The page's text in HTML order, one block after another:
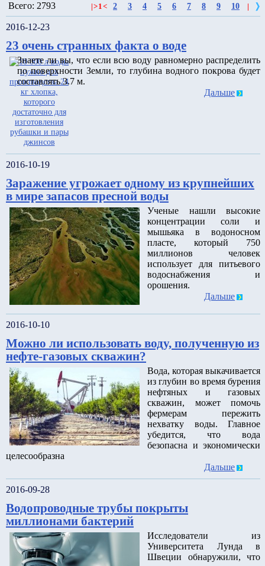
Всего: 2793 >1< 2 3 4 5 6 7 8 9 10
2016-12-23
23 очень странных факта о воде
Знаете ли вы, что если всю воду равномерно распределить
по поверхности Земли, то глубина водного покрова будет
составлять 3.7 м.
Дальше
2016-10-19
Заражение угрожает одному из крупнейших
в мире запасов пресной воды
Ученые нашли высокие
концентрации соли и
мышьяка в водоносном
пласте, который 750
миллионов человек
использует для питьевого
водоснабжения и
орошения.
Дальше
2016-10-10
Можно ли использовать воду, полученную из
нефте-газовых скважин?
Вода, которая выкачивается
из глубин во время бурения
нефтяных и газовых
скважин, может помочь
фермерам пережить
нехватку воды. Главное
убедится, что вода
безопасна и экономически
целесообразна
Дальше
2016-09-28
Водопроводные трубы покрыты
миллионами бактерий
Исследователи из
Университета Лунда в
Швеции обнаружили, что